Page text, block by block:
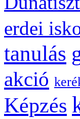
erdei
tanulás
akció
Képzés